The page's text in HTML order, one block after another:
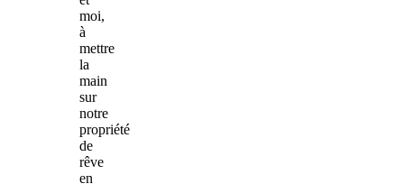
moi,
à
mettre
la
main
sur
notre
propriété
de
rêve
en